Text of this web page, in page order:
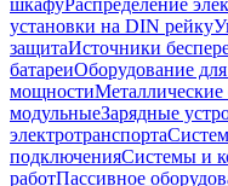
шкафуРаспределение
установки на DIN рейку
защитаИсточники
батареиОборудование
мощностиМеталлические
модульныеЗарядные
электротранспорта
подключенияСистемы и
работПассивное